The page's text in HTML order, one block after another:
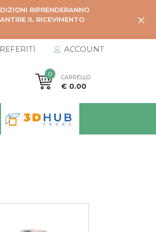
RIPRENDERANNO
IL RICEVIMENTO
ACCOUNT
0 CARRELLO
€ 0.00